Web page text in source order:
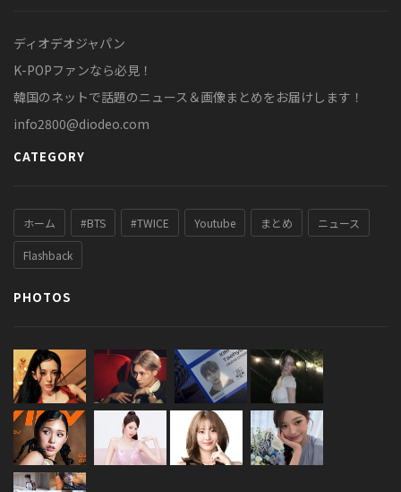
ディオデオジャパン
K-POPファンなら必見！
韓国のネットで話題のニュース＆画像まとめをお届けします！
info2800@diodeo.com
CATEGORY
ホーム #BTS #TWICE Youtube まとめ ニュース
Flashback
PHOTOS